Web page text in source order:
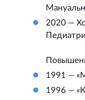
2020 —
1991 —
1996 —